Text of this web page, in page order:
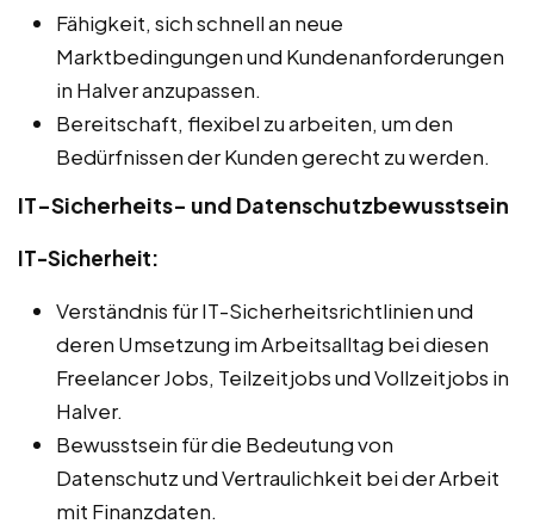
Fähigkeit, sich schnell an neue
Marktbedingungen und Kundenanforderungen
in Halver anzupassen.
Bereitschaft, flexibel zu arbeiten, um den
Bedürfnissen der Kunden gerecht zu werden.
IT-Sicherheits- und Datenschutzbewusstsein
IT-Sicherheit:
Verständnis für IT-Sicherheitsrichtlinien und
deren Umsetzung im Arbeitsalltag bei diesen
Freelancer Jobs, Teilzeitjobs und Vollzeitjobs in
Halver.
Bewusstsein für die Bedeutung von
Datenschutz und Vertraulichkeit bei der Arbeit
mit Finanzdaten.